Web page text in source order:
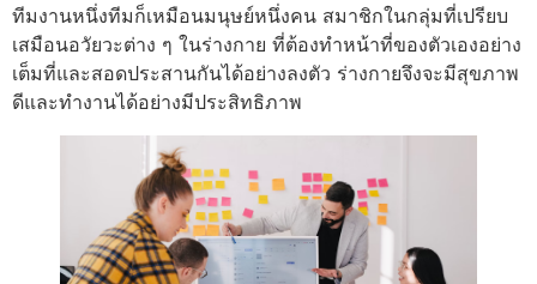
ทีมงานหนึ่งทีมก็เหมือนมนุษย์หนึ่งคน สมาชิกในกลุ่มที่เปรียบ
เสมือนอวัยวะต่าง ๆ ในร่างกาย ที่ต้องทำหน้าที่ของตัวเองอย่าง
เต็มที่และสอดประสานกันได้อย่างลงตัว ร่างกายจึงจะมีสุขภาพ
ดีและทำงานได้อย่างมีประสิทธิภาพ